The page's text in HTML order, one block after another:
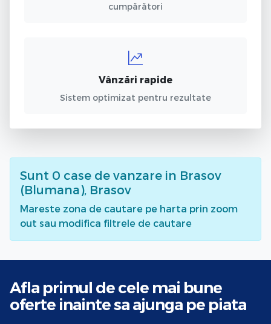
cumpărători
Vânzări rapide
Sistem optimizat pentru rezultate
Sunt 0 case de vanzare in Brasov
(Blumana), Brasov
Mareste zona de cautare pe harta prin zoom
out sau modifica filtrele de cautare
Afla primul de cele mai bune
oferte inainte sa ajunga pe piata